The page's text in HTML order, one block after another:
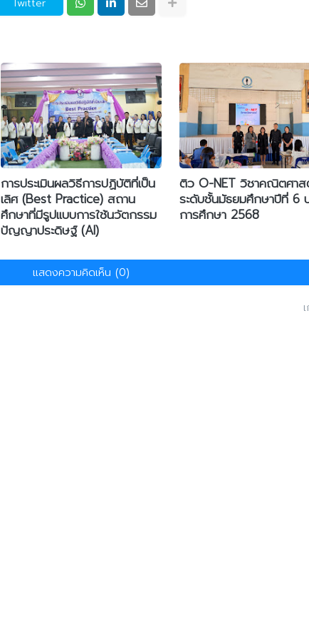
Twitter
การประเมินผลวิธีการปฏิบัติที่เป็น
เลิศ (Best Practice) สถาน
ศึกษาที่มีรูปแบบการใช้นวัตกรรม
ปัญญาประดิษฐ์ (AI)
ติว O-NET วิชาคณิตศา
ระดับชั้นมัธยมศึกษาปีที่ 6
การศึกษา 2568
แสดงความคิดเห็น (0)